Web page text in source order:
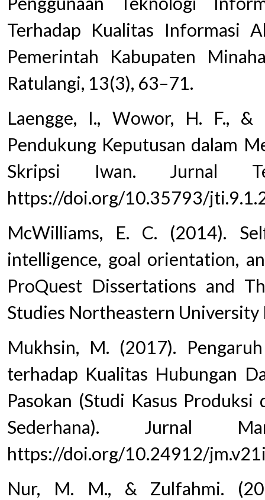
Terhadap Kualitas Informasi
Pemerintah Kabupaten
Ratulangi, 13(3), 63–71.
Laengge, I., Wowor, H. F.,
Pendukung Keputusan dalam
Skripsi Iwan. Jurnal
https://doi.org/10.35793/
McWilliams, E. C. (2014).
intelligence, goal orientation,
ProQuest Dissertations and
Studies Northeastern University
Mukhsin, M. (2017).
terhadap Kualitas Hubungan
Pasokan (Studi Kasus
Sederhana). Jurnal
https://doi.org/10.24912/
Nur, M. M., & Zulfahmi.